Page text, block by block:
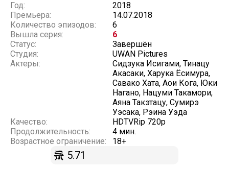
Год:
2018
Премьера:
14.07.2018
Количество эпизодов:
6
Вышла серия:
6
Статус:
Завершён
Студия:
UWAN Pictures
Актеры:
Сидзука Исигами, Тинацу
Акасаки, Харука Ёсимура,
Савако Хата, Аои Кога, Юки
Нагано, Нацуми Такамори,
Аяна Такэтацу, Сумирэ
Уэсака, Рэина Уэда
Качество:
HDTVRip 720p
Продолжительность:
4 мин.
Возрастное ограничение:
18+
5.71